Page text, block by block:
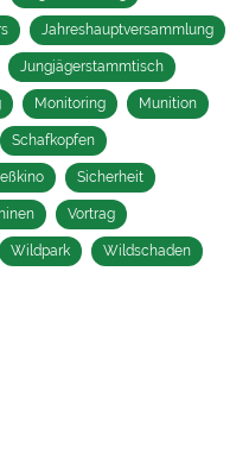
Jahreshauptversammlung
Jungjägerstammtisch
Monitoring Munition
Schafkopfen
Sicherheit
Vortrag
Wildpark Wildschaden